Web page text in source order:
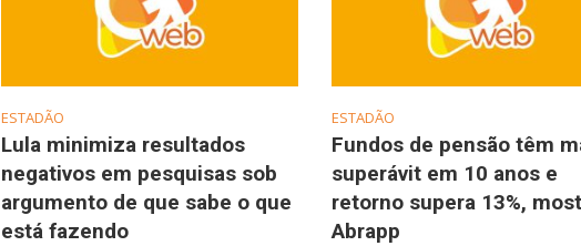
ESTADÃO
Lula minimiza resultados
negativos em pesquisas sob
argumento de que sabe o que
está fazendo
ESTADÃO
Fundos de pensão têm
superávit em 10 anos e
retorno supera 13%,
Abrapp